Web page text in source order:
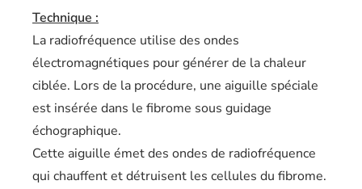
Technique :
La radiofréquence utilise des ondes
électromagnétiques pour générer de la chaleur
ciblée. Lors de la procédure, une aiguille spéciale
est insérée dans le fibrome sous guidage
échographique.
Cette aiguille émet des ondes de radiofréquence
qui chauffent et détruisent les cellules du fibrome.